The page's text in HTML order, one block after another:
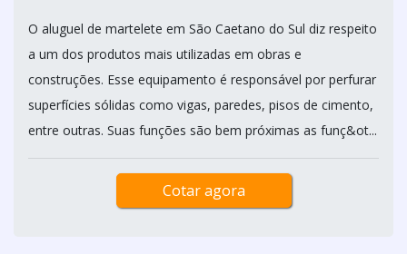
O aluguel de martelete em São Caetano do Sul diz respeito
a um dos produtos mais utilizadas em obras e
construções. Esse equipamento é responsável por perfurar
superfícies sólidas como vigas, paredes, pisos de cimento,
entre outras. Suas funções são bem próximas as funç&ot...
Cotar agora